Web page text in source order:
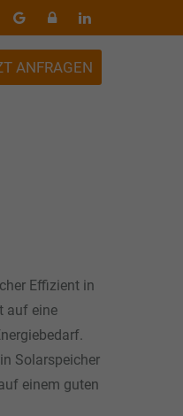
ANFRAGEN
Effizient in
auf eine
Solarspeicher
einem guten